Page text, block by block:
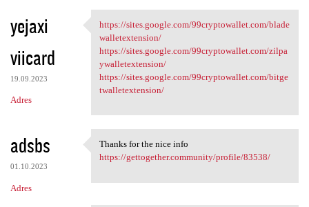
yejaxi
viicard
19.09.2023
Adres
https://sites.google.com
https://sites.google.com/99cryptowallet.com/blade
walletextension/
https://sites.google.com/99cryptowallet.com/zilpa
ywalletextension/
https://sites.google.com/99cryptowallet.com/bitge
twalletextension/
adsbs
01.10.2023
Adres
Thanks for the nice info
Thanks for the nice info
https://gettogether.community/profile/83538/